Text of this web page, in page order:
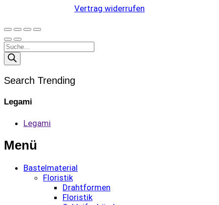
Vertrag widerrufen
Products
search
Search Trending
Legami
Legami
Menü
Bastelmaterial
Floristik
Drahtformen
Floristik